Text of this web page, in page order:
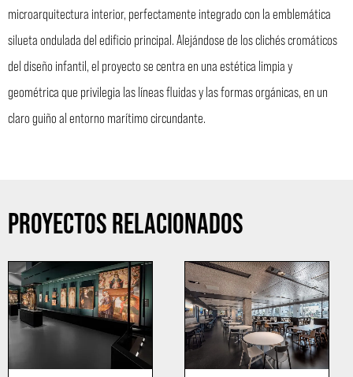
microarquitectura interior, perfectamente integrado con la emblemática
silueta ondulada del edificio principal. Alejándose de los clichés cromáticos
del diseño infantil, el proyecto se centra en una estética limpia y
geométrica que privilegia las líneas fluidas y las formas orgánicas, en un
claro guiño al entorno marítimo circundante.
PROYECTOS RELACIONADOS